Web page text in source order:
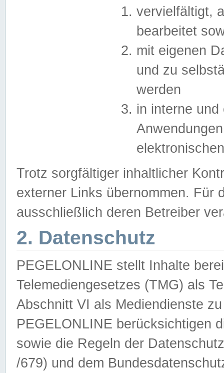
vervielfältigt,
bearbeitet
mit eigenen
und zu
werden
in interne
Trotz sorgfältiger inhaltlicher
externer Links übernommen. Für
ausschließlich deren Betreiber
2. Datenschutz
PEGELONLINE stellt Inhalte
Telemediengesetzes (TMG) als
Abschnitt VI als Mediendienste
PEGELONLINE berücksichtigen
sowie die Regeln der
/679) und dem